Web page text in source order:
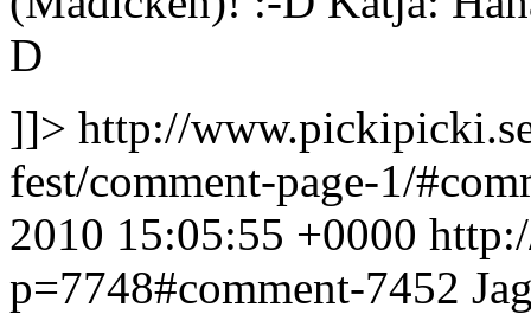
D
]]> http://
fest/comment-page-1/
2010 15:05:55 +0000
p=7748#comment-7452